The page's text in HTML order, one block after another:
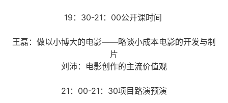
19：30-21：00公开课时间
王磊：做以小博大的电影——略谈小成本电影的开发与制
片
刘沛：电影创作的主流价值观
21：00-21：30项目路演预演